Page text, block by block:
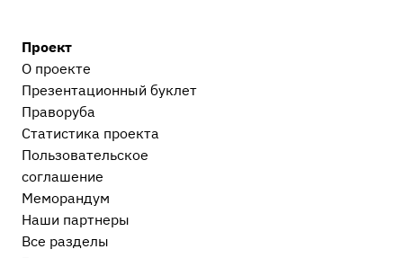
Проект
О проекте
Презентационный букл​ет
Праворуба
Статистика проекта
Пользовательское
соглашение
Меморандум
Наши партнеры
Все разделы